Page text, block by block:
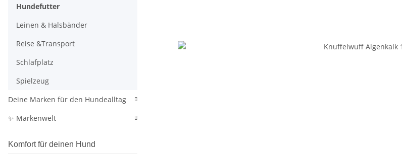
Hundefutter
Leinen & Halsbänder
Reise &Transport
Schlafplatz
Spielzeug
Deine Marken für den Hundealltag
✨ Markenwelt
Komfort für deinen Hund